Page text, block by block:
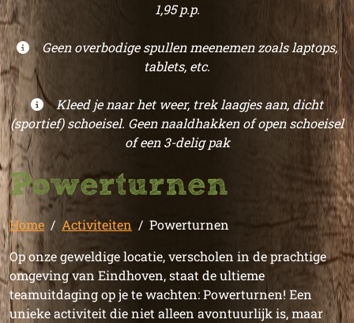
1,95 p.p.
Geen overbodige spullen meenemen zoals laptops,
tablets, etc.
Kleed je naar het weer, trek laagjes aan, dicht
(sportief) schoeisel. Geen naaldhakken of open schoeisel
of een 3-delig pak
Powerturnen
Home Activiteiten
Powerturnen
Op onze geweldige locatie, verscholen in de prachtige
omgeving van Eindhoven, staat de ultieme
teamuitdaging op je te wachten: Powerturnen! Een
unieke activiteit die niet alleen avontuurlijk is, maar